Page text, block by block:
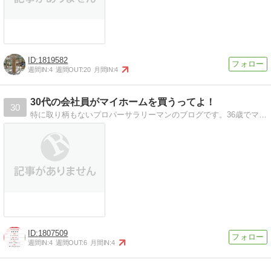
1819582
週間IN:4 週間OUT:20 月間IN:4
30
30代の会社員がマイホームを買うってよ！
1807509
週間IN:4 週間OUT:6 月間IN:4